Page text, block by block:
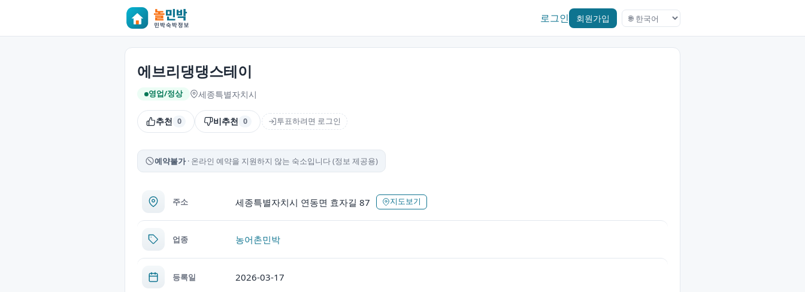
로그인 회원가입
에브리댕댕스테이
영업/정상 세종특별자치시
추천 0 비추천 0 투표하려면 로그인
예약불가 온라인 예약을 지원하지 않는 숙소입니다 (정보 제공용)
주소 세종특별자치시 연동면 효자길 87 지도보기
업종 농어촌민박
등록일 2026-03-17